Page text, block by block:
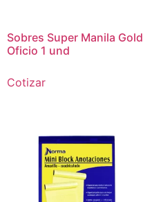
Sobres Super Manila Gold
Oficio 1 und
Cotizar